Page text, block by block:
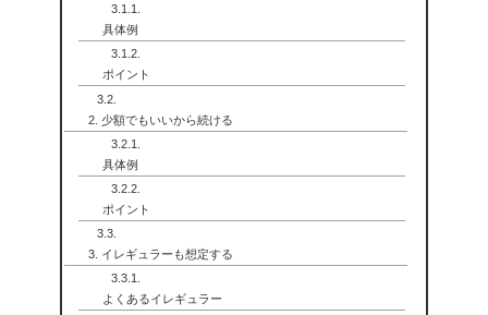
具体例
ポイント
2. 少額でもいいから続ける
具体例
ポイント
3. イレギュラーも想定する
よくあるイレギュラー